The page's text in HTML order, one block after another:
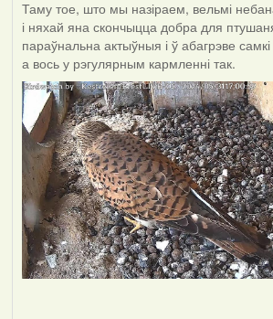
Таму тое, што мы назіраем, вельмі
і няхай яна скончыцца добра для
параўнальна актыўныя і ў абагрэве
а вось у рэгулярным кармленні так.